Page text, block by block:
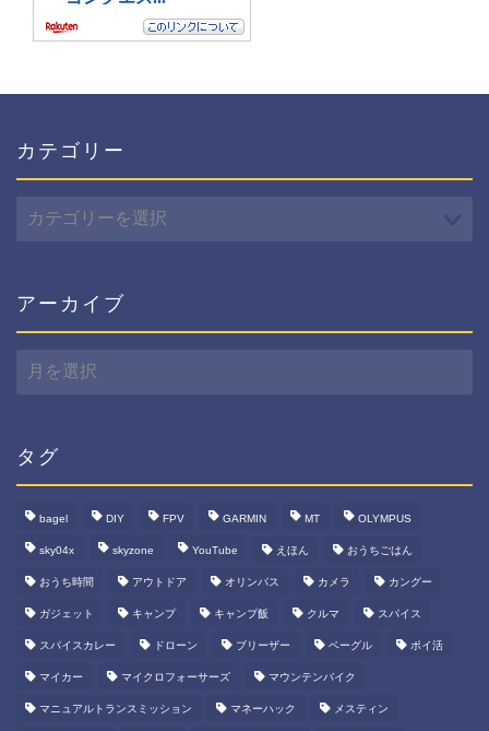
カテゴリー
テ
ー
アーカイブ
ー
ブ
タグ
bagel DIY FPV GARMIN MT OLYMPUS
sky04x skyzone YouTube えほん おうちごはん
おうち時間 アウトドア オリンパス カメラ カングー
ガジェット キャンプ キャンプ飯 クルマ スパイス
スパイスカレー ドローン ブリーザー ベーグル ポイ活
マイカー マイクロフォーサーズ マウンテンバイク
マニュアルトランスミッション マネーハック メスティン